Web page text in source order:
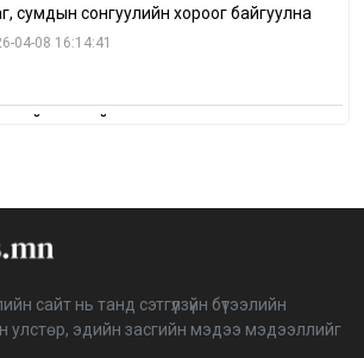
сумдын сонгуулийн хороог байгуулна
04-08 16:14:41
хуулийн зөрчил, шалгах,
үргэлжилж байна
тоглолтыг Netflix дэлхий даяар шууд
сайт нь танд сэтгүүлзүйн бүтээлийн
улстөр, эдийн засгийн мэдээ мэдээллийг